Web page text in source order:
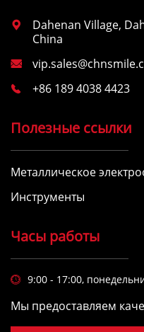

Dahenan Village,
China

 +86 189 4038 4423
Полезные ссылки
Металлическое
Инструменты
Часы работы
 9:00 - 17:00,
Мы предоставляем